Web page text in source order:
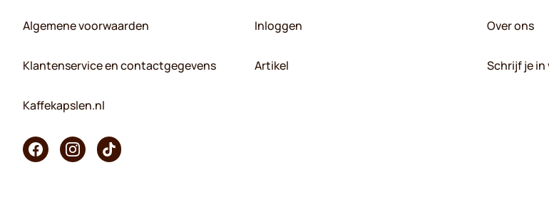
Algemene voorwaarden
Klantenservice en contactgegevens
Kaffekapslen.nl
Inloggen
Artikel
Over ons
Schrijf je